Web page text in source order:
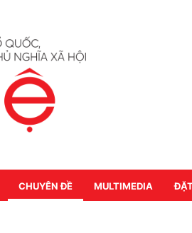
CHUYÊN ĐỀ MULTIMEDIA